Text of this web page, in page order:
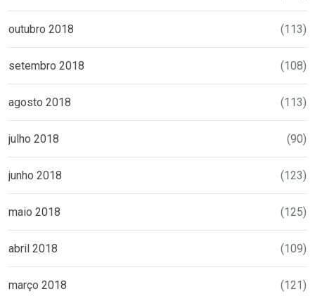
outubro 2018 (113)
setembro 2018 (108)
agosto 2018 (113)
julho 2018 (90)
junho 2018 (123)
maio 2018 (125)
abril 2018 (109)
março 2018 (121)